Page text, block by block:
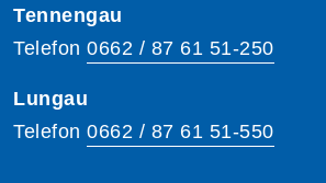
Tennengau
Telefon 0662 / 87 61 51-250
Lungau
Telefon 0662 / 87 61 51-550